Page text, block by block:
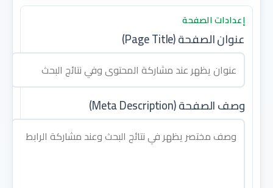
إعدادات الصفحة
عنوان الصفحة (Page Title)
وصف الصفحة (Meta Description)